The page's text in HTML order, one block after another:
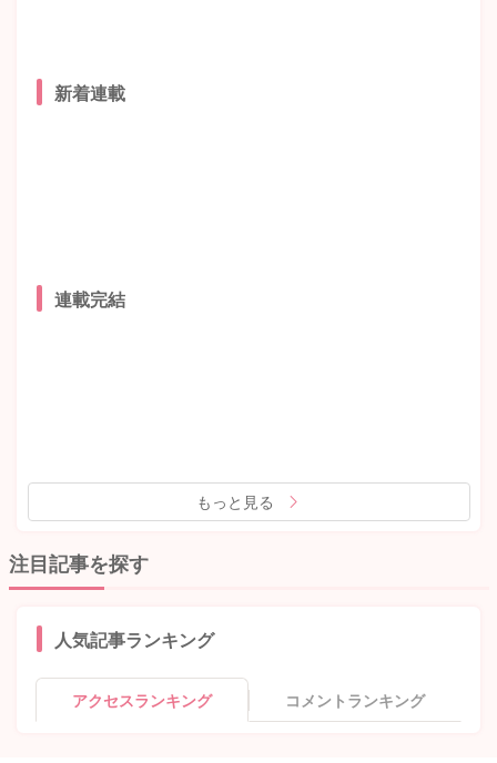
新着連載
連載完結
もっと見る
注目記事を探す
人気記事ランキング
アクセスランキング コメントランキング